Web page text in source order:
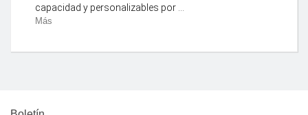
capacidad y personalizables por ...
Más